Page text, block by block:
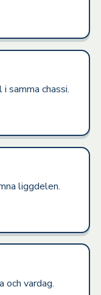
samma chassi.
liggdelen.
och vardag.